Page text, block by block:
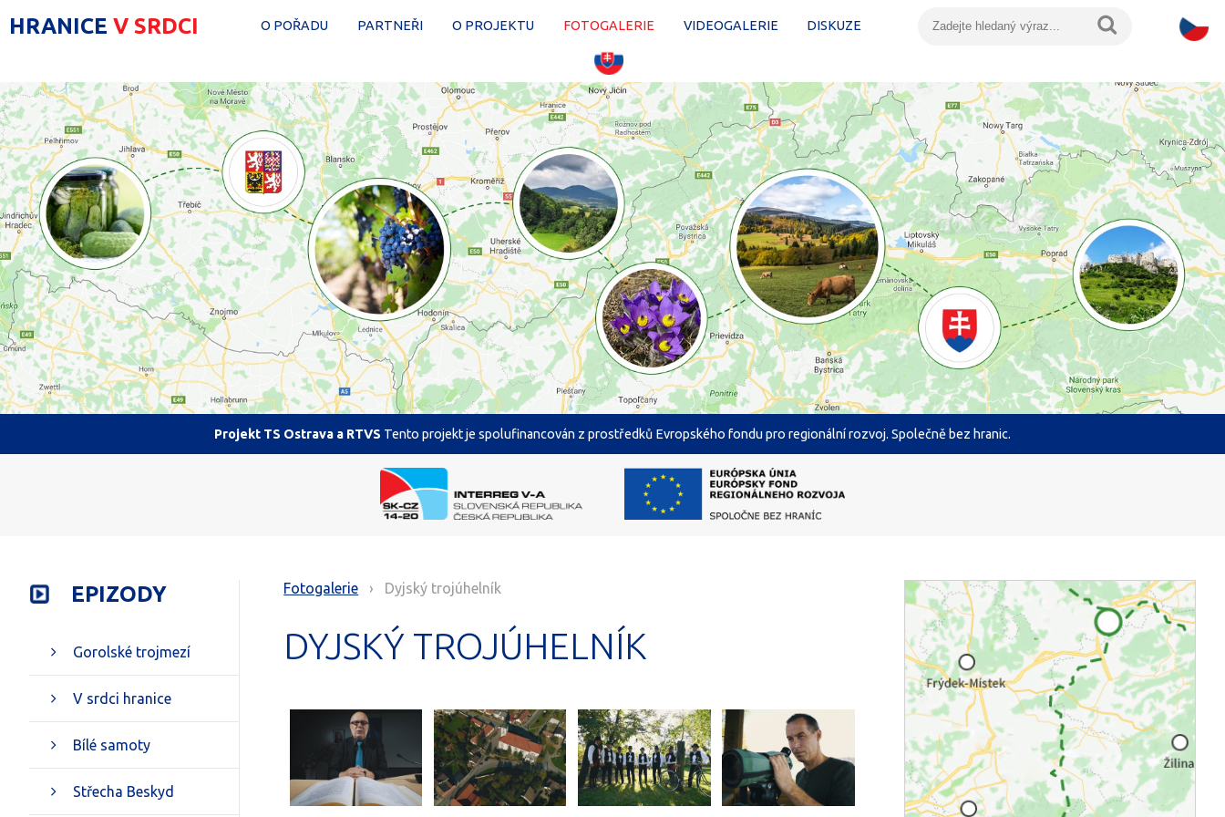
HRANICEV SRDCI O POŘADU PARTNEŘI O PROJEKTU FOTOGALERIE VIDEOGALERIE DISKUZE
Projekt TS Ostrava a RTVS Tento projekt je spolufinancován z prostředků Evropského fondu pro regionální rozvoj. Společně bez hranic.
EPIZODY
Gorolské trojmezí
V srdci hranice
Bílé samoty
Střecha Beskyd
Fotogalerie › Dyjský trojúhelník
DYJSKÝ TROJÚHELNÍK